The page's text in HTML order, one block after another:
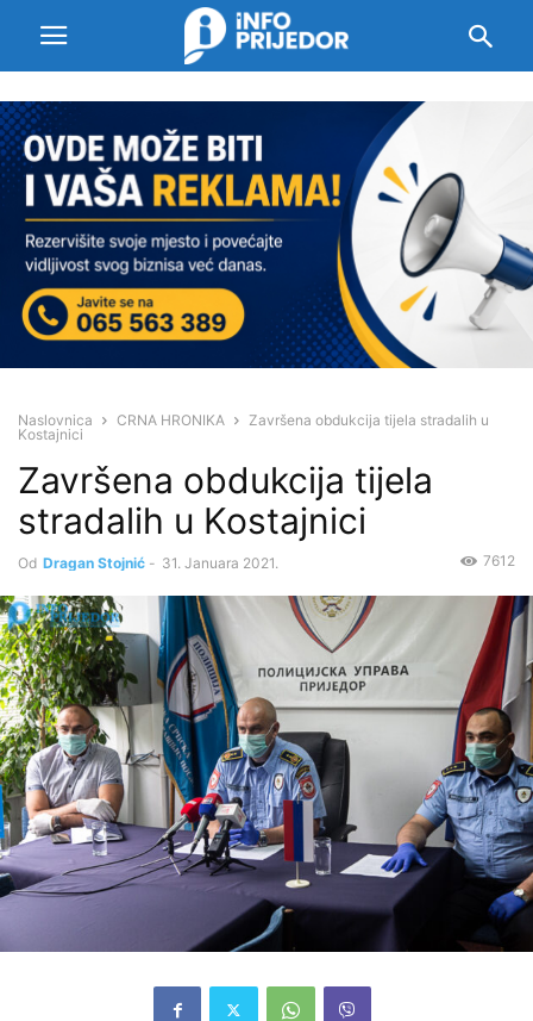
Naslovnica CRNA HRONIKA
Završena obdukcija tijela stradalih u
Kostajnici
Završena obdukcija tijela
stradalih u Kostajnici
Od Dragan Stojnić - 31. Januara 2021. 7612